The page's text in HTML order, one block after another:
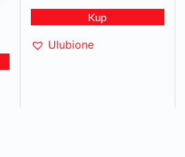
Kup
Ulubione